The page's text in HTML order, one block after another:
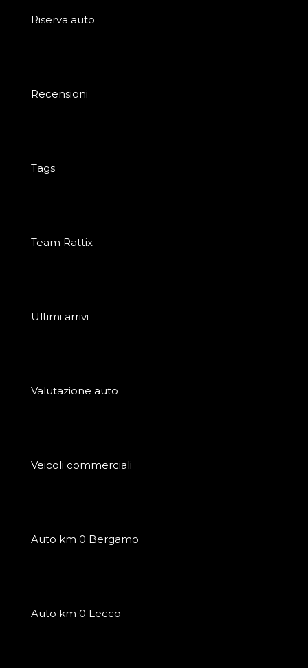
Riserva auto
Recensioni
Tags
Team Rattix
Ultimi arrivi
Valutazione auto
Veicoli commerciali
Auto km 0 Bergamo
Auto km 0 Lecco